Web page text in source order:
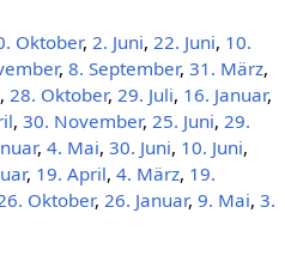
Oktober, 2. Juni, 22. Juni, 10.
, 8. September, 31. März,
, 28. Oktober, 29. Juli, 16. Januar,
, 30. November, 25. Juni, 29.
, 4. Mai, 30. Juni, 10. Juni,
, 19. April, 4. März, 19.
Oktober, 26. Januar, 9. Mai, 3.